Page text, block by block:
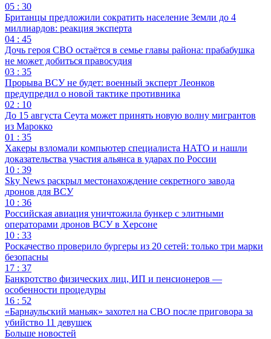
05 : 30
Британцы предложили сократить население Земли до 4
миллиардов: реакция эксперта
04 : 45
Дочь героя СВО остаётся в семье главы района: прабабушка
не может добиться правосудия
03 : 35
Прорыва ВСУ не будет: военный эксперт Леонков
предупредил о новой тактике противника
02 : 10
До 15 августа Сеута может принять новую волну мигрантов
из Марокко
01 : 35
Хакеры взломали компьютер специалиста НАТО и нашли
доказательства участия альянса в ударах по России
10 : 39
Sky News раскрыл местонахождение секретного завода
дронов для ВСУ
10 : 36
Российская авиация уничтожила бункер с элитными
операторами дронов ВСУ в Херсоне
10 : 33
Роскачество проверило бургеры из 20 сетей: только три марки
безопасны
17 : 37
Банкротство физических лиц, ИП и пенсионеров —
особенности процедуры
16 : 52
«Барнаульский маньяк» захотел на СВО после приговора за
убийство 11 девушек
Больше новостей